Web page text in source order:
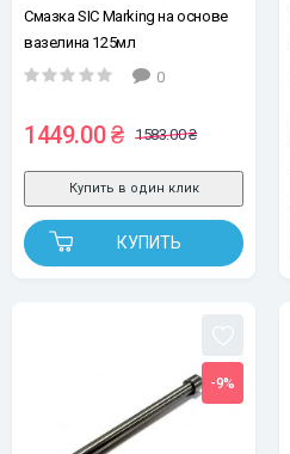
Смазка SIC Marking на основе
вазелина 125мл
0
1449.00 ₴ 1583.00 ₴
КУПИТЬ
Купить в один клик
-9%